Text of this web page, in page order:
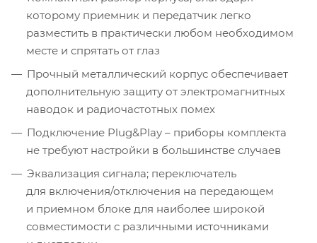
которому приемник и передатчик легко
разместить в практически любом необходимом
месте и спрятать от глаз
Прочный металлический корпус обеспечивает
дополнительную защиту от электромагнитных
наводок и радиочастотных помех
Подключение Plug&Play – приборы комплекта
не требуют настройки в большинстве случаев
Эквализация сигнала; переключатель
для включения/отключения на передающем
и приемном блоке для наиболее широкой
совместимости с различными источниками